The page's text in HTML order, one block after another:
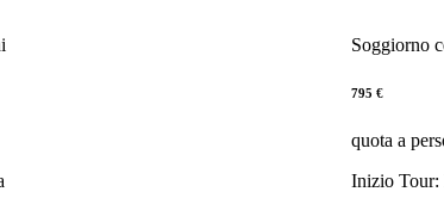
Soggiorno
795 €
quota a
Inizio Tour: